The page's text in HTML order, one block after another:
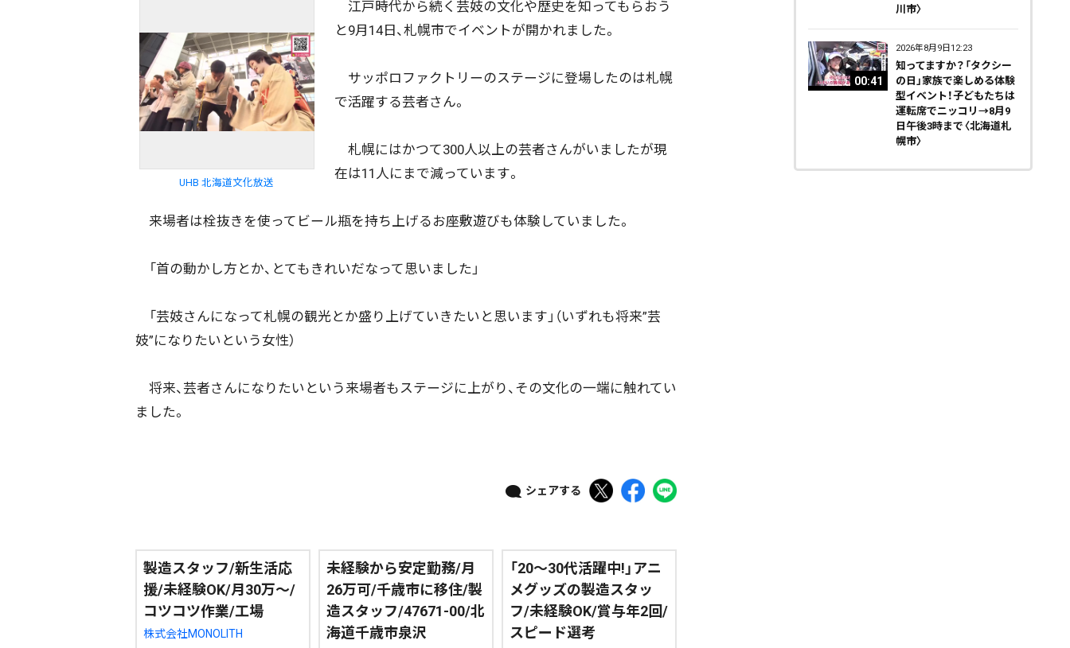
UHB 北海道文化放送
江戸時代から続く芸妓の文化や歴史を知ってもらおう
と9月14日、札幌市でイベントが開かれました。
サッポロファクトリーのステージに登場したのは札幌
で活躍する芸者さん。
札幌にはかつて300人以上の芸者さんがいましたが現
在は11人にまで減っています。
来場者は栓抜きを使ってビール瓶を持ち上げるお座敷遊びも体験していました。
「首の動かし方とか、とてもきれいだなって思いました」
「芸妓さんになって札幌の観光とか盛り上げていきたいと思います」（いずれも将来”芸
妓”になりたいという女性）
将来、芸者さんになりたいという来場者もステージに上がり、その文化の一端に触れてい
ました。
シェアする
製造スタッフ/新生活応
援/未経験OK/月30万～/
コツコツ作業/工場
株式会社MONOLITH
未経験から安定勤務/月
26万可/千歳市に移住/製
造スタッフ/47671-00/北
海道千歳市泉沢
「20～30代活躍中!」アニ
メグッズの製造スタッ
フ/未経験OK/賞与年2回/
スピード選考
川市〉
00:41
2026年8月9日12:23
知ってますか？「タクシー
の日」家族で楽しめる体験
型イベント！子どもたちは
運転席でニッコリ→8月9
日午後3時まで〈北海道札
幌市〉
配信日 きのう 08月07日
カテゴリ
期間を絞る
~